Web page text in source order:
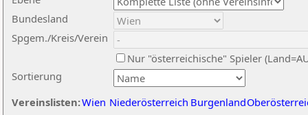
Sortierung
Bundesland
Spgem./Kreis/Verein
Nur "österreichische" Spieler
Vereinslisten:Wien Niederösterreich Burgenland